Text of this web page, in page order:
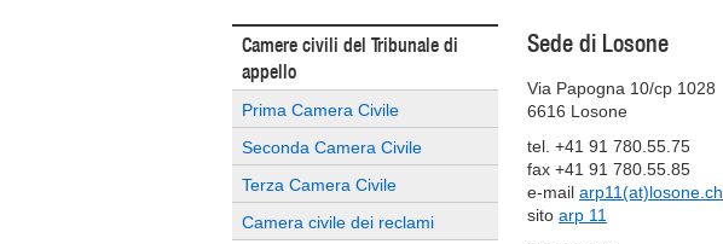
Camere civili del Tribunale di
appello
Prima Camera Civile
Seconda Camera Civile
Terza Camera Civile
Camera civile dei reclami
Sede di Losone
Via Papogna 10/cp 1028
6616 Losone
tel. +41 91 780.55.75
fax +41 91 780.55.85
e-mail arp11(at)losone.ch
sito arp 11